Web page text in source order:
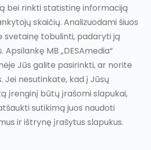
bei rinkti statistinę informaciją
skaičių. Analizuodami šiuos
svetainę tobulinti, padaryti ją
MB „DESAmedia“
Jūs galite pasirinkti, ar norite
Jei nesutinkate, kad į Jūsų
įrenginį būtų įrašomi slapukai,
sutikimą juos naudoti
ir ištrynę įrašytus slapukus.